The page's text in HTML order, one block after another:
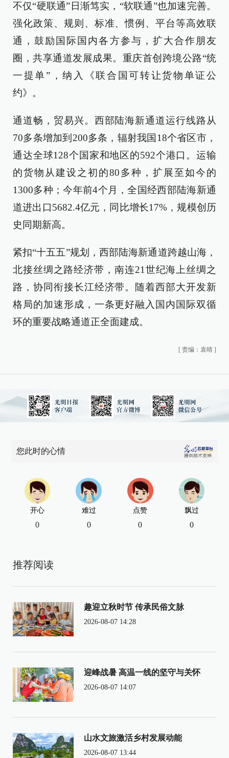
不仅“硬联通”日渐笃实，“软联通”也加速完善。
强化政策、规则、标准、惯例、平台等高效联
通，鼓励国际国内各方参与，扩大合作朋友
圈，共享通道发展成果。重庆首创跨境公路“统
一提单”，纳入《联合国可转让货物单证公
约》。
通道畅，贸易兴。西部陆海新通道运行线路从
70多条增加到200多条，辐射我国18个省区市，
通达全球128个国家和地区的592个港口。运输
的货物从建设之初的80多种，扩展至如今的
1300多种；今年前4个月，全国经西部陆海新通
道进出口5682.4亿元，同比增长17%，规模创历
史同期新高。
紧扣“十五五”规划，西部陆海新通道跨越山海，
北接丝绸之路经济带，南连21世纪海上丝绸之
路，协同衔接长江经济带。随着西部大开发新
格局的加速形成，一条更好融入国内国际双循
环的重要战略通道正全面建成。
[ 责编：袁晴 ]
您此时的心情
开心
0
难过
0
点赞
0
飘过
0
推荐阅读
趣迎立秋时节 传承民俗文脉
2026-08-07 14:28
迎峰战暑 高温一线的坚守与关怀
2026-08-07 14:07
山水文旅激活乡村发展动能
2026-08-07 13:44